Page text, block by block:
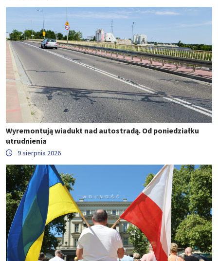
Wyremontują wiadukt nad autostradą. Od poniedziałku
utrudnienia
9 sierpnia 2026